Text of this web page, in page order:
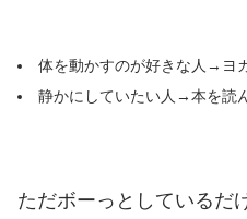
体を動かすのが好きな人→ヨ
静かにしていたい人→本を読
ただボーっとしているだ